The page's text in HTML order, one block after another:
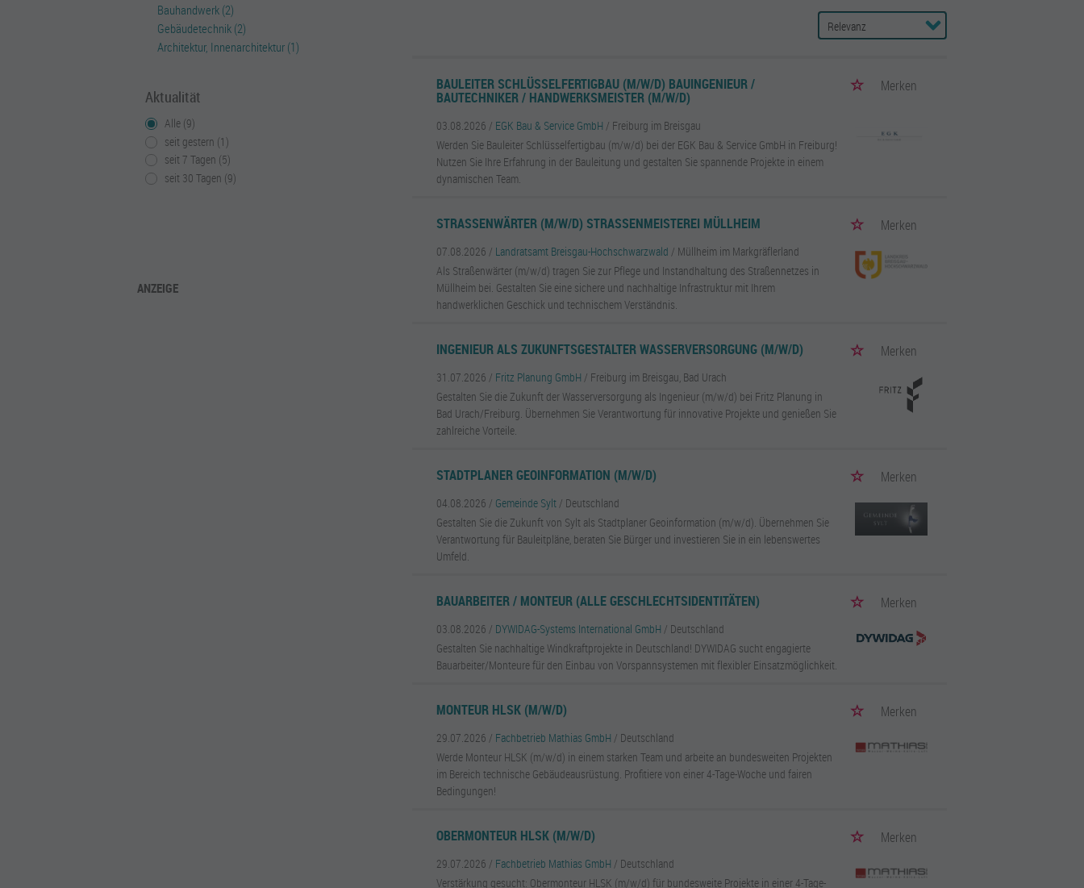
Bauhandwerk (2)
Gebäudetechnik (2)
Architektur, Innenarchitektur (1)
Aktualität
Alle (9)
seit gestern (1)
seit 7 Tagen (5)
seit 30 Tagen (9)
ANZEIGE
BAULEITER SCHLÜSSELFERTIGBAU (M/W/D) BAUINGENIEUR /
BAUTECHNIKER / HANDWERKSMEISTER (M/W/D)
Merken
03.08.2026 / EGK Bau & Service GmbH / Freiburg im Breisgau
Werden Sie Bauleiter Schlüsselfertigbau (m/w/d) bei der EGK Bau & Service GmbH in Freiburg!
Nutzen Sie Ihre Erfahrung in der Bauleitung und gestalten Sie spannende Projekte in einem
dynamischen Team.
STRASSENWÄRTER (M/W/D) STRASSENMEISTEREI MÜLLHEIM Merken
07.08.2026 / Landratsamt Breisgau-Hochschwarzwald / Müllheim im Markgräflerland
Als Straßenwärter (m/w/d) tragen Sie zur Pflege und Instandhaltung des Straßennetzes in
Müllheim bei. Gestalten Sie eine sichere und nachhaltige Infrastruktur mit Ihrem
handwerklichen Geschick und technischem Verständnis.
INGENIEUR ALS ZUKUNFTSGESTALTER WASSERVERSORGUNG (M/W/D) Merken
31.07.2026 / Fritz Planung GmbH / Freiburg im Breisgau, Bad Urach
Gestalten Sie die Zukunft der Wasserversorgung als Ingenieur (m/w/d) bei Fritz Planung in
Bad Urach/Freiburg. Übernehmen Sie Verantwortung für innovative Projekte und genießen Sie
zahlreiche Vorteile.
STADTPLANER GEOINFORMATION (M/W/D) Merken
04.08.2026 / Gemeinde Sylt / Deutschland
Gestalten Sie die Zukunft von Sylt als Stadtplaner Geoinformation (m/w/d). Übernehmen Sie
Verantwortung für Bauleitpläne, beraten Sie Bürger und investieren Sie in ein lebenswertes
Umfeld.
BAUARBEITER / MONTEUR (ALLE GESCHLECHTSIDENTITÄTEN) Merken
03.08.2026 / DYWIDAG-Systems International GmbH / Deutschland
Gestalten Sie nachhaltige Windkraftprojekte in Deutschland! DYWIDAG sucht engagierte
Bauarbeiter/Monteure für den Einbau von Vorspannsystemen mit flexibler Einsatzmöglichkeit.
MONTEUR HLSK (M/W/D) Merken
29.07.2026 / Fachbetrieb Mathias GmbH / Deutschland
Werde Monteur HLSK (m/w/d) in einem starken Team und arbeite an bundesweiten Projekten
im Bereich technische Gebäudeausrüstung. Profitiere von einer 4-Tage-Woche und fairen
Bedingungen!
OBERMONTEUR HLSK (M/W/D) Merken
29.07.2026 / Fachbetrieb Mathias GmbH / Deutschland
Verstärkung gesucht: Obermonteur HLSK (m/w/d) für bundesweite Projekte in einer 4-Tage-